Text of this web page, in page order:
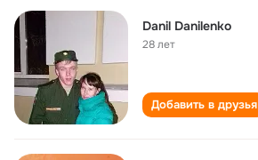
Danil Danilenko
28 лет
Добавить в друзья